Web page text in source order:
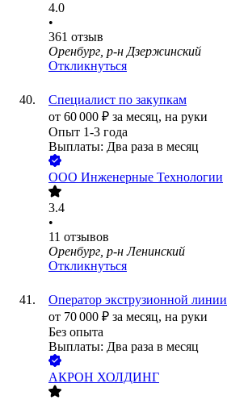
4.0
•
361 отзыв
Оренбург, р-н Дзержинский
Откликнуться
Специалист по закупкам
от 60 000 ₽ за месяц, на руки
Опыт 1-3 года
Выплаты: Два раза в месяц
ООО Инженерные Технологии
3.4
•
11 отзывов
Оренбург, р-н Ленинский
Откликнуться
Оператор экструзионной линии
от 70 000 ₽ за месяц, на руки
Без опыта
Выплаты: Два раза в месяц
АКРОН ХОЛДИНГ